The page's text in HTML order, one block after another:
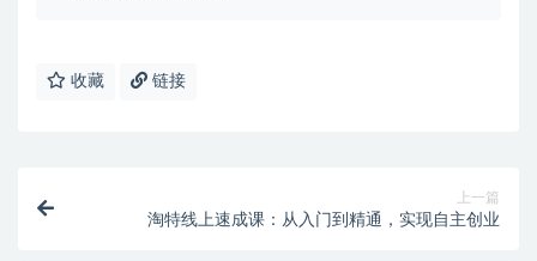
收藏 链接
上一篇
淘特线上速成课：从入门到精通，实现自主创业